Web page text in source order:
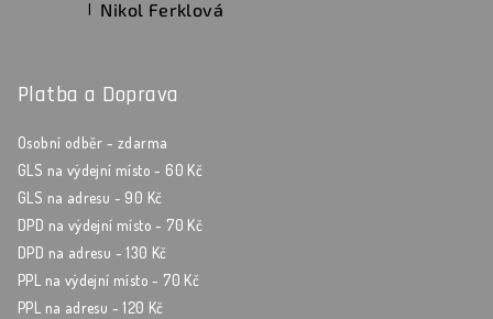
Hodnocení produktu je 5 z 5 hvězdiček.
| Nikol Ferklová
Platba a Doprava
Osobní odběr - zdarma
GLS na výdejní místo - 60 Kč
GLS na adresu - 90 Kč
DPD na výdejní místo - 70 Kč
DPD na adresu - 130 Kč
PPL na výdejní místo - 70 Kč
PPL na adresu - 120 Kč